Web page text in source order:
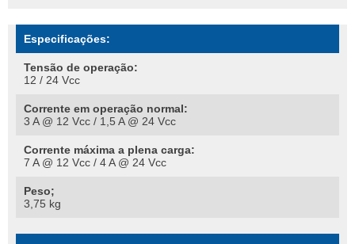
Especificações:
Tensão de operação:
12 / 24 Vcc
Corrente em operação normal:
3 A @ 12 Vcc / 1,5 A @ 24 Vcc
Corrente máxima a plena carga:
7 A @ 12 Vcc / 4 A @ 24 Vcc
Peso;
3,75 kg